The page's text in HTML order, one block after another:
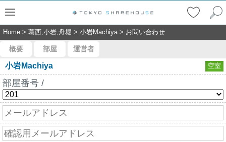
Home > 葛西,小岩,舟堀 > 小岩Machiya> お問い合わせ
概要 部屋 運営者
小岩Machiya 空室
部屋番号 /